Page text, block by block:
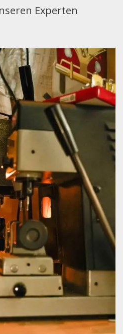
Experten